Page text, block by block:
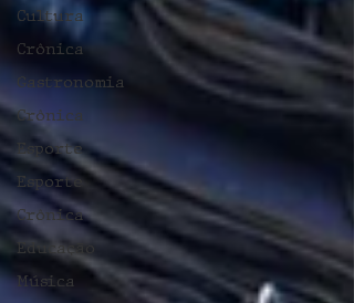
Cultura
Crônica
Gastronomia
Crônica
Esporte
Esporte
Crônica
Educação
Música